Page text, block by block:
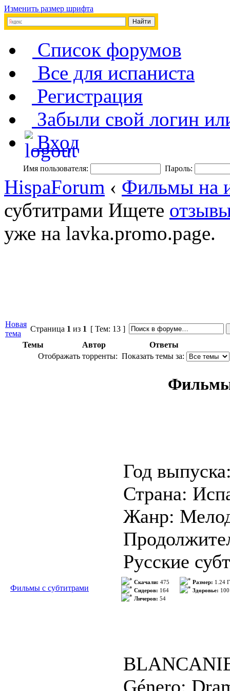
Изменить размер шрифта
Список форумов
Все для испаниста
Регистрация
Забыли свой логин
Вход
Имя пользователя: Пароль:
HispaForum ‹ Фильмы на
субтитрами Ищете
уже на lavka.promo.page.
Новая
тема
Страница 1 из 1 [ Тем: 13 ]
Темы
Автор
Ответы
Отображать торренты: Показать темы за:
Фильмы
Год
Страна:
Жанр:
Русские
Режиссер:
В ролях:
Формат: AVI
Фильмы с субтитрами
Скачали: 475
Сидеров: 164
Личеров: 54
Размер: 1.24
Здоровье: 100
Género: